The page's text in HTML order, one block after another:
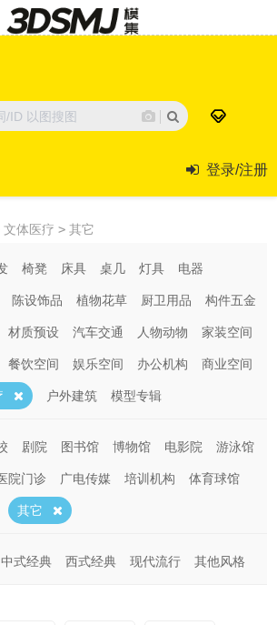
登录/注册
文体医疗 > 其它
椅凳 床具 桌几 灯具 电器
陈设饰品 植物花草 厨卫用品 构件五金
材质预设 汽车交通 人物动物 家装空间
餐饮空间 娱乐空间 办公机构 商业空间
户外建筑 模型专辑
剧院 图书馆 博物馆 电影院 游泳馆
院门诊 广电传媒 培训机构 体育球馆
其它
中式经典 西式经典 现代流行 其他风格